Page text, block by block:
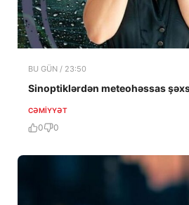
BU GÜN / 23:50
Sinoptiklərdən meteohəssas
CƏMIYYƏT
0 0